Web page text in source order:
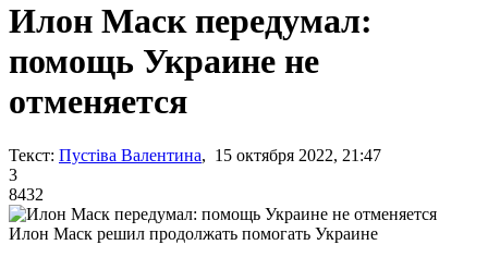
Илон Маск передумал:
помощь Украине не
отменяется
Текст: Пустіва Валентина, 15 октября 2022, 21:47
3
8432
Илон Маск решил продолжать помогать Украине